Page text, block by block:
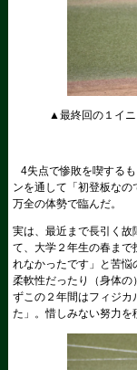
▲最終回の１イニ
4失点で惨敗を喫する
ンを通して「初登板な
万全の体勢で臨んだ。
実は、最近まで長引く
て、大学２年生の春まで
れなかったです」と苦悩
柔軟性だったり（身体の
ずこの２年間はフィジカ
た」。惜しみない努力を